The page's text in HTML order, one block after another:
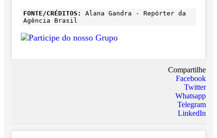
FONTE/CRÉDITOS:
Alana Gandra - Repórter da
Agência Brasil
Compartilhe
Facebook
Twitter
Whatsapp
Telegram
LinkedIn